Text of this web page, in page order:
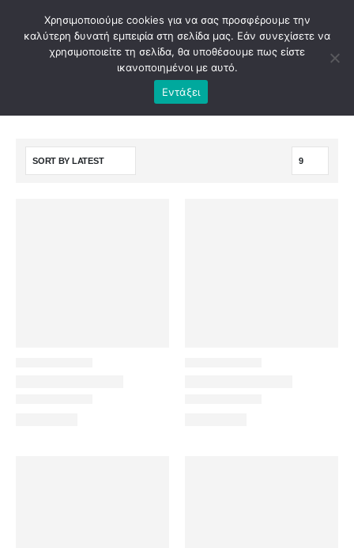
Χρησιμοποιούμε cookies για να σας προσφέρουμε την
καλύτερη δυνατή εμπειρία στη σελίδα μας. Εάν συνεχίσετε να
χρησιμοποιείτε τη σελίδα, θα υποθέσουμε πως είστε
ικανοποιημένοι με αυτό.
Εντάξει